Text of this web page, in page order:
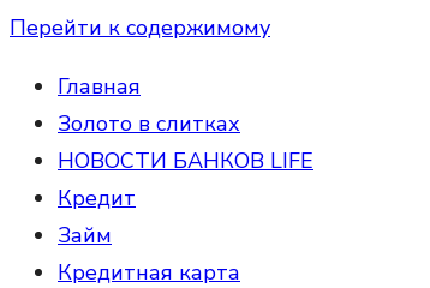
Перейти к содержимому
Главная
Золото в слитках
НОВОСТИ БАНКОВ LIFE
Кредит
Займ
Кредитная карта